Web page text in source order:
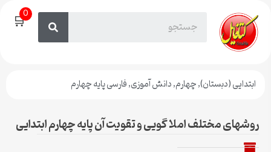
🛒0
ابتدایی (دبستان),چهارم,دانش آموزی,فارسی پایه چهارم
روشهای مختلف املا گویی و تقویت آن پایه چهارم ابتدایی